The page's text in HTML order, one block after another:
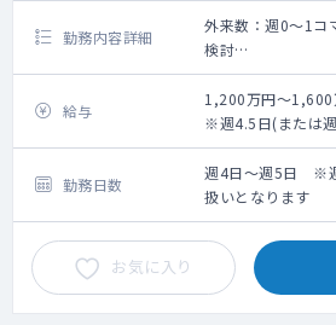
勤務内容詳細
外来数：週0～1
検討
【担当業務】
外来：0～1コマ/週
外来数：30名程/
担当病棟数：25床
給与
1,200万円～1,600
※週4.5日(または
万円～、週5日：
※年次、スキル、
残り当番の頻度に
勤務日数
週4日～週5日 ※
扱いとなります
お気に入り